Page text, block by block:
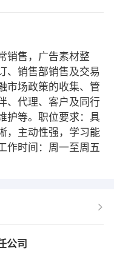
销售，广告素材整
、销售部销售及交易
市场政策的收集、管
、代理、客户及同行
护等。职位要求：具
，主动性强，学习能
作时间：周一至周五
公司